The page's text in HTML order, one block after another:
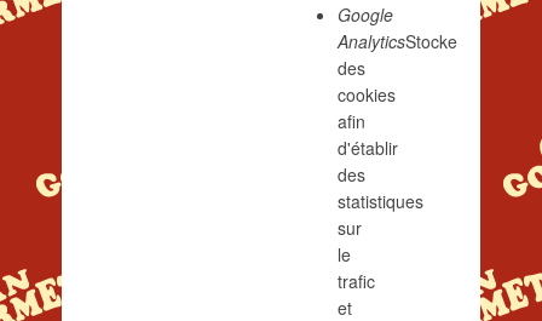
Google
AnalyticsStocke
des
cookies
afin
d'établir
des
statistiques
sur
le
trafic
et